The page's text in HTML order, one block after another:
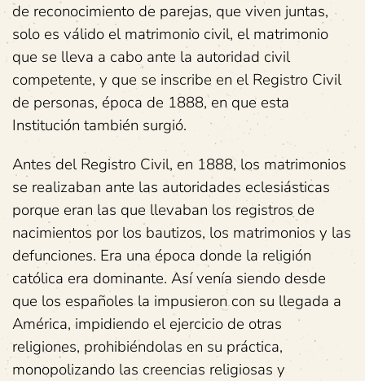
de reconocimiento de parejas, que viven juntas,
solo es válido el matrimonio civil, el matrimonio
que se lleva a cabo ante la autoridad civil
competente, y que se inscribe en el Registro Civil
de personas, época de 1888, en que esta
Institución también surgió.
Antes del Registro Civil, en 1888, los matrimonios
se realizaban ante las autoridades eclesiásticas
porque eran las que llevaban los registros de
nacimientos por los bautizos, los matrimonios y las
defunciones. Era una época donde la religión
católica era dominante. Así venía siendo desde
que los españoles la impusieron con su llegada a
América, impidiendo el ejercicio de otras
religiones, prohibiéndolas en su práctica,
monopolizando las creencias religiosas y